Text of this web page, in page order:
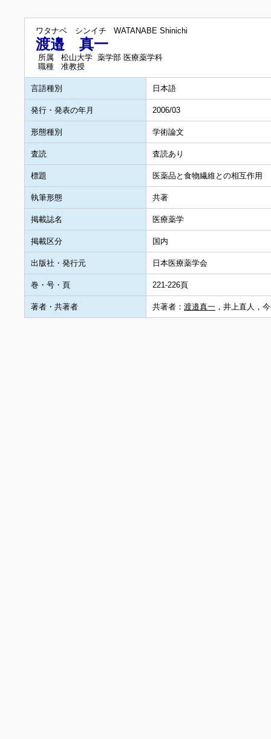
ワタナベ シンイチ WATANABE Shinichi
渡邉 真一
所属
松山大学 薬学部 医療薬学科
職種
准教授
言語種別 日本語
発行・発表の年月 2006/03
形態種別 学術論文
査読 査読あり
標題 医薬品と食物繊維との相互作用
執筆形態 共著
掲載誌名 医療薬学
掲載区分 国内
出版社・発行元 日本医療薬学会
巻・号・頁 221-226頁
著者・共著者 共著者： 渡邉真一 ，井上直人，